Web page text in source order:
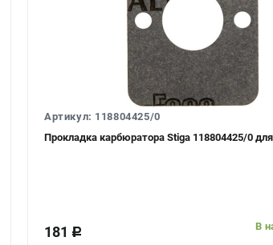
Артикул: 118804425/0
Прокладка карбюратора Stiga 118804425/0
181 c
В